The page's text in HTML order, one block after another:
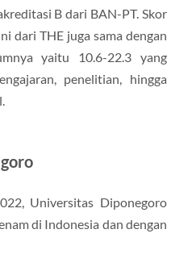
B dari BAN-PT. Skor
dari THE juga sama dengan
yaitu 10.6-22.3 yang
penelitian, hingga
Universitas Diponegoro
di Indonesia dan dengan